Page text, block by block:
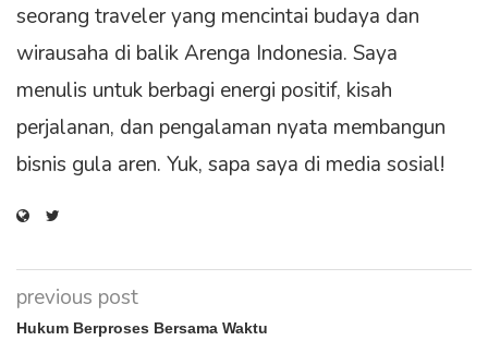
seorang traveler yang mencintai budaya dan
wirausaha di balik Arenga Indonesia. Saya
menulis untuk berbagi energi positif, kisah
perjalanan, dan pengalaman nyata membangun
bisnis gula aren. Yuk, sapa saya di media sosial!
previous post
Hukum Berproses Bersama Waktu